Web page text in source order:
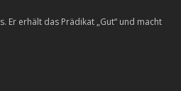
erhält das Prädikat „Gut“ und macht